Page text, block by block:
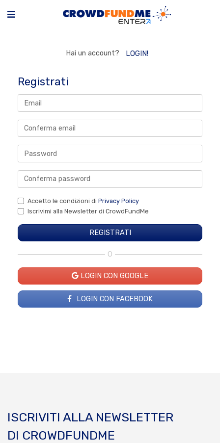
Hai un account? LOGIN!
Registrati
Accetto le condizioni di Privacy Policy
Iscrivimi alla Newsletter di CrowdFundMe
O
LOGIN CON GOOGLE
LOGIN CON FACEBOOK
ISCRIVITI ALLA NEWSLETTER
DI CROWDFUNDME